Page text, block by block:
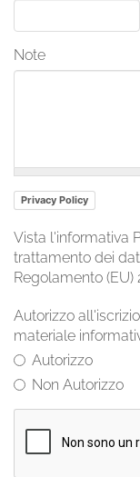
Note
Privacy Policy
Vista l'informativa
trattamento dei
Regolamento (EU)
Autorizzo
materiale
Autorizzo
Non Autorizzo